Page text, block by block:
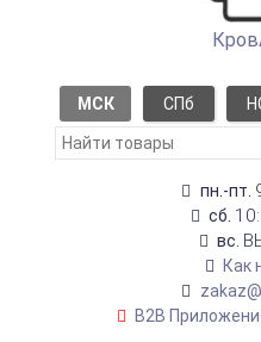
МСК СПб
пн.-пт.
сб.
вс.
Как
B2B